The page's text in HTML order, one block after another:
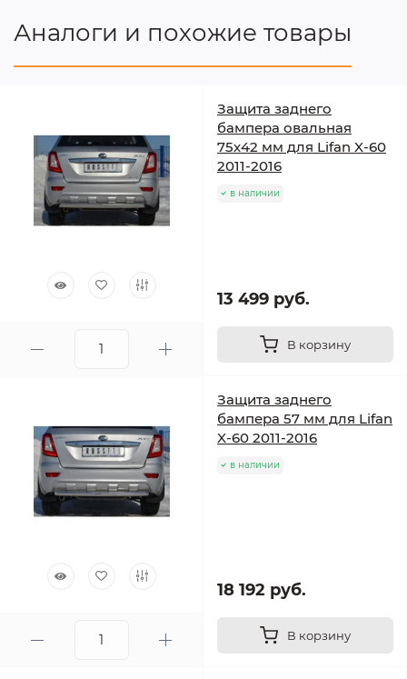
Аналоги и похожие товары
Защита заднего
бампера овальная
75х42 мм для Lifan X-60
2011-2016
в наличии
13 499 руб.
В корзину
Защита заднего
бампера 57 мм для Lifan
X-60 2011-2016
в наличии
18 192 руб.
В корзину